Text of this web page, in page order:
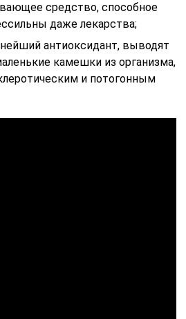
средство, способное
даже лекарства;
антиоксидант, выводят
камешки из организма,
и потогонным